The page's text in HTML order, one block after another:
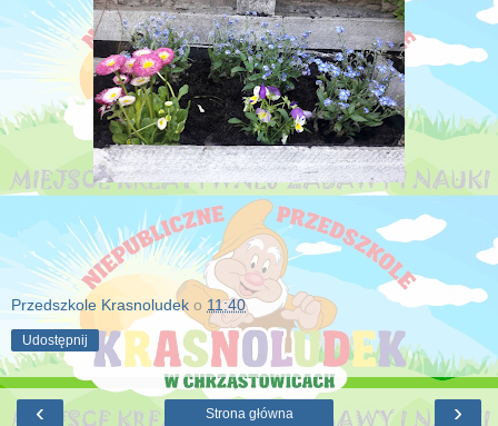
Przedszkole Krasnoludek o 11:40
Udostępnij
‹ ›
Strona główna